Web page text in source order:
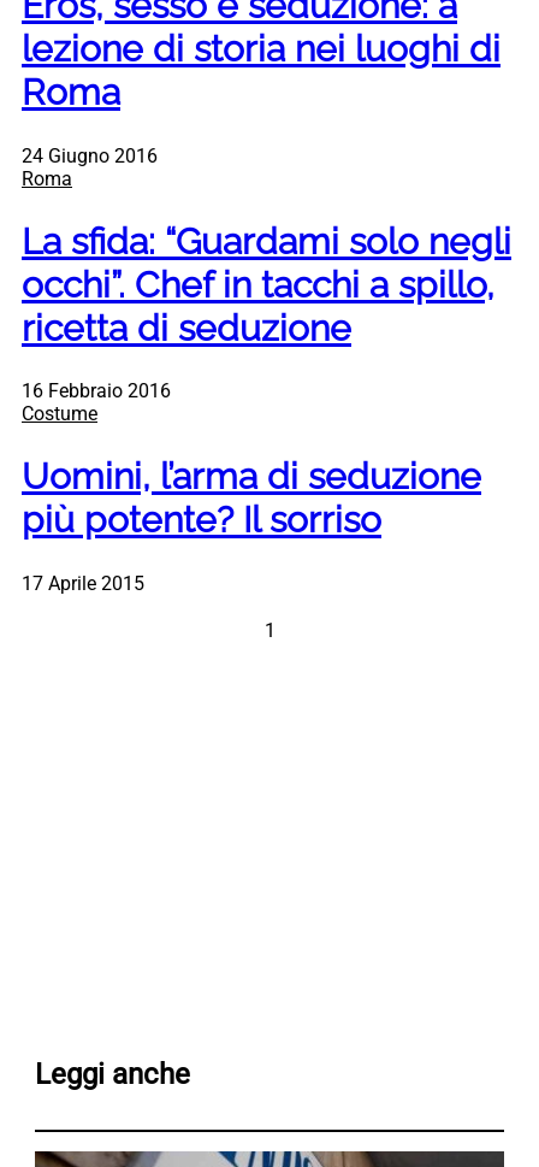
lezione di storia nei luoghi di
Roma
24 Giugno 2016
Roma
La sfida: “Guardami solo negli
occhi”. Chef in tacchi a spillo,
ricetta di seduzione
16 Febbraio 2016
Costume
Uomini, l’arma di seduzione
più potente? Il sorriso
17 Aprile 2015
1
Leggi anche